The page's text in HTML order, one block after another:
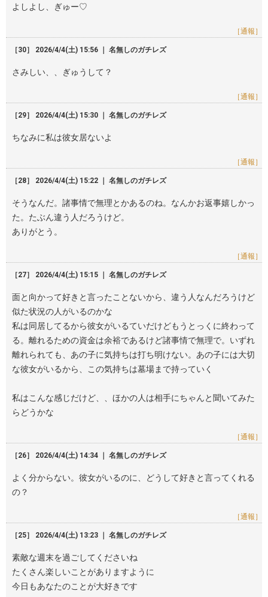
よしよし、ぎゅー♡
［通報］
［30］ 2026/4/4(土) 15:56 ｜ 名無しのガチレズ
さみしい、、ぎゅうして？
［通報］
［29］ 2026/4/4(土) 15:30 ｜ 名無しのガチレズ
ちなみに私は彼女居ないよ
［通報］
［28］ 2026/4/4(土) 15:22 ｜ 名無しのガチレズ
そうなんだ。諸事情で無理とかあるのね。なんかお返事嬉しかっ
た。たぶん違う人だろうけど。
ありがとう。
［通報］
［27］ 2026/4/4(土) 15:15 ｜ 名無しのガチレズ
面と向かって好きと言ったことないから、違う人なんだろうけど
似た状況の人がいるのかな
私は同居してるから彼女がいるていだけどもうとっくに終わって
る。離れるための資金は余裕であるけど諸事情で無理で。いずれ
離れられても、あの子に気持ちは打ち明けない。あの子には大切
な彼女がいるから、この気持ちは墓場まで持っていく
私はこんな感じだけど、、ほかの人は相手にちゃんと聞いてみた
らどうかな
［通報］
［26］ 2026/4/4(土) 14:34 ｜ 名無しのガチレズ
よく分からない。彼女がいるのに、どうして好きと言ってくれる
の？
［通報］
［25］ 2026/4/4(土) 13:23 ｜ 名無しのガチレズ
素敵な週末を過ごしてくださいね
たくさん楽しいことがありますように
今日もあなたのことが大好きです